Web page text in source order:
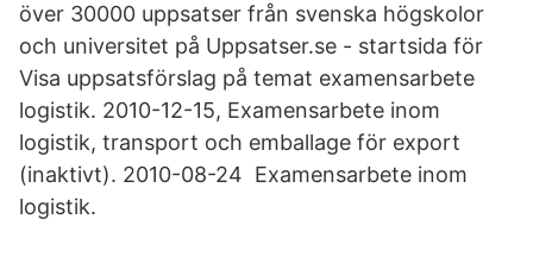
över 30000 uppsatser från svenska högskolor
och universitet på Uppsatser.se - startsida för
Visa uppsatsförslag på temat examensarbete
logistik. 2010-12-15, Examensarbete inom
logistik, transport och emballage för export
(inaktivt). 2010-08-24 Examensarbete inom
logistik.